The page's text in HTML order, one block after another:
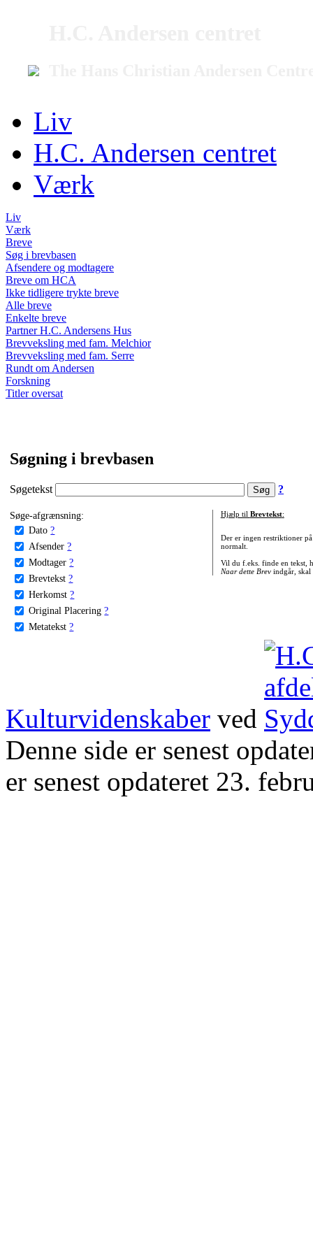
Liv
H.C. Andersen centret
Værk
Liv
Værk
Breve
Søg i brevbasen
Afsendere og modtagere
Breve om HCA
Ikke tidligere trykte breve
Alle breve
Enkelte breve
Partner H.C. Andersens Hus
Brevveksling med fam. Melchior
Brevveksling med fam. Serre
Rundt om Andersen
Forskning
Titler oversat
Søgning i brevbasen
Søgetekst ?
Søge-afgrænsning:
Dato ?
Afsender ?
Modtager ?
Brevtekst ?
Herkomst ?
Original Placering ?
Metatekst ?
Hjælp til Brevtekst:
Der er ingen restriktioner
normalt.
Vil du f.eks. finde en tekst,
Naar dette Brevindgår, skal
Kulturvidenskaber ved
Denne side er senest
er senest opdateret 23.